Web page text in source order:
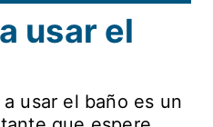
usar el
usar el baño es un